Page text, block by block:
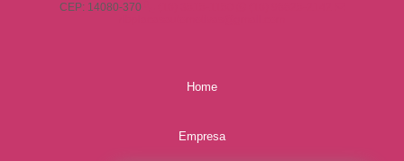
CEP: 14080-370
Home
Empresa